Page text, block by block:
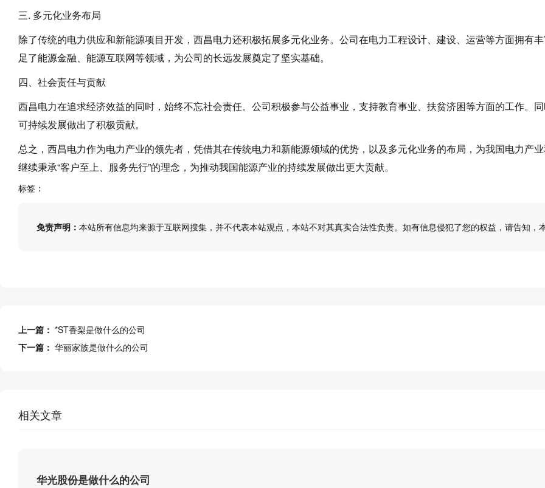
三. 多元化业务布局
除了传统的电力供应和新能源项目开发，西昌电力还积极拓展多元化业务。公司在电力工程设计、建设、运营等方面拥有
足了能源金融、能源互联网等领域，为公司的长远发展奠定了坚实基础。
四、社会责任与贡献
西昌电力在追求经济效益的同时，始终不忘社会责任。公司积极参与公益事业，支持教育事业、扶贫济困等方面的工作。
可持续发展做出了积极贡献。
总之，西昌电力作为电力产业的领先者，凭借其在传统电力和新能源领域的优势，以及多元化业务的布局，为我国电力产
继续秉承“客户至上、服务先行”的理念，为推动我国能源产业的持续发展做出更大贡献。
标签：
免责声明： 本站所有信息均来源于互联网搜集，并不代表本站观点，本站不对其真实合法性负责。如有信息侵犯了您的权益，请告知，
上一篇： *ST香梨是做什么的公司
下一篇： 华丽家族是做什么的公司
相关文章
华光股份是做什么的公司